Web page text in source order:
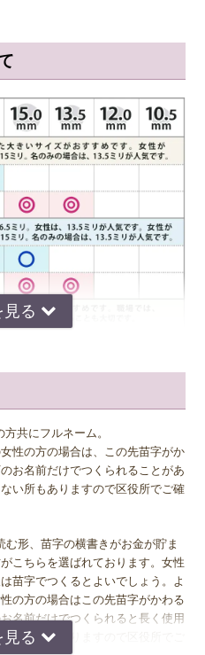
サイズの直径16.5ミリまたは18.0
でフルネームの場合は、15.0ミ
、13.5ミリがおすすめです。女性
主人様より小さいものをお選びに
の実印でも問題ございません。女
ます。代表者としての実印をお作
リもご用意しています。ご入用の
さい。
すめです。女性用は、13.5ミリ
共にフルネーム。
性の方の場合は、この先苗字がか
お名前だけでつくられることがあ
い所もありますので区役所でご確
む形、苗字の横書きがお金が貯ま
こちらを選ばれております。女性
苗字でつくるとよいでしょう。よ
の方の場合はこの先苗字がかわる
名前だけでつくられると長く使用
ない所もありますので区役所でご